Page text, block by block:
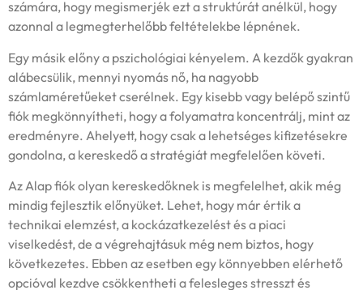
számára, hogy megismerjék ezt a struktúrát anélkül, hogy
azonnal a legmegterhelőbb feltételekbe lépnének.
Egy másik előny a pszichológiai kényelem. A kezdők gyakran
alábecsülik, mennyi nyomás nő, ha nagyobb
számlaméretűeket cserélnek. Egy kisebb vagy belépő szintű
fiók megkönnyítheti, hogy a folyamatra koncentrálj, mint az
eredményre. Ahelyett, hogy csak a lehetséges kifizetésekre
gondolna, a kereskedő a stratégiát megfelelően követi.
Az Alap fiók olyan kereskedőknek is megfelelhet, akik még
mindig fejlesztik előnyüket. Lehet, hogy már értik a
technikai elemzést, a kockázatkezelést és a piaci
viselkedést, de a végrehajtásuk még nem biztos, hogy
következetes. Ebben az esetben egy könnyebben elérhető
opcióval kezdve csökkentheti a felesleges stresszt és